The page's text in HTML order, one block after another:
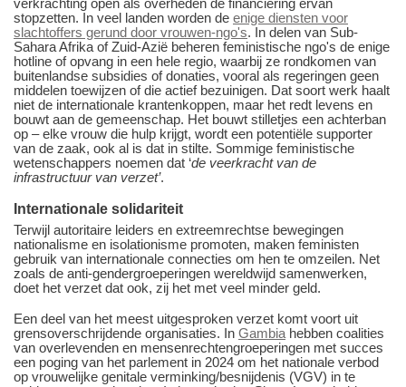
stopzetten. In veel landen worden de enige diensten voor
slachtoffers gerund door vrouwen-ngo's. In delen van Sub-
Sahara Afrika of Zuid-Azië beheren feministische ngo's de enige
hotline of opvang in een hele regio, waarbij ze rondkomen van
buitenlandse subsidies of donaties, vooral als regeringen geen
middelen toewijzen of die actief bezuinigen. Dat soort werk haalt
niet de internationale krantenkoppen, maar het redt levens en
bouwt aan de gemeenschap. Het bouwt stilletjes een achterban
op – elke vrouw die hulp krijgt, wordt een potentiële supporter
van de zaak, ook al is dat in stilte. Sommige feministische
wetenschappers noemen dat ‘de veerkracht van de
infrastructuur van verzet’.
Internationale solidariteit
Terwijl autoritaire leiders en extreemrechtse bewegingen
nationalisme en isolationisme promoten, maken feministen
gebruik van internationale connecties om hen te omzeilen. Net
zoals de anti-gendergroeperingen wereldwijd samenwerken,
doet het verzet dat ook, zij het met veel minder geld.
Een deel van het meest uitgesproken verzet komt voort uit
grensoverschrijdende organisaties. In Gambia hebben coalities
van overlevenden en mensenrechtengroeperingen met succes
een poging van het parlement in 2024 om het nationale verbod
op vrouwelijke genitale verminking/besnijdenis (VGV) in te